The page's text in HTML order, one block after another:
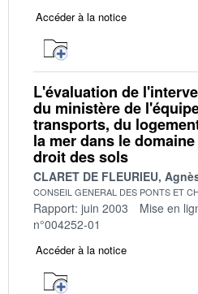
Accéder à la notice
L'évaluation de
du ministère de
transports, du
la mer dans le
droit des sols
CLARET DE FLEURIEU,
CONSEIL GENERAL DES PONTS ET
Rapport: juin 2003 Mise en
n°004252-01
Accéder à la notice